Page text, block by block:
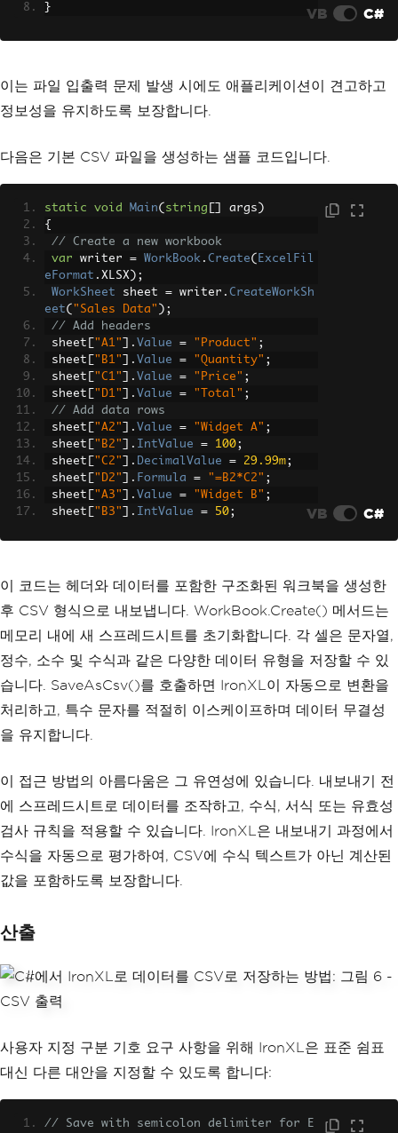
}
VB C#
이는 파일 입출력 문제 발생 시에도 애플리케이션이 견고하고
정보성을 유지하도록 보장합니다.
다음은 기본 CSV 파일을 생성하는 샘플 코드입니다.
static void Main( string args )
{
// Create a new workbook
var writer = WorkBook . Create( ExcelFil
eFormat . XLSX );
WorkSheet sheet = writer . CreateWorkSh
eet( "Sales Data" );
// Add headers
sheet
"A1" ]. Value = "Product" ;
sheet
"B1" ]. Value = "Quantity" ;
sheet
"C1" ]. Value = "Price" ;
sheet
"D1" ]. Value = "Total" ;
// Add data rows
sheet
"A2" ]. Value = "Widget A" ;
sheet
"B2" ]. IntValue = 100;
sheet
"C2" ]. DecimalValue = 29.99m;
sheet
"D2" ]. Formula = "=B2*C2" ;
sheet
"A3" ]. Value = "Widget B" ;
sheet
"B3" ]. IntValue = 50;
writer .SaveAsCsv( "sales_report.csv");
}
VB C#
이 코드는 헤더와 데이터를 포함한 구조화된 워크북을 생성한
후 CSV 형식으로 내보냅니다. WorkBook.Create() 메서드는
메모리 내에 새 스프레드시트를 초기화합니다. 각 셀은 문자열,
정수, 소수 및 수식과 같은 다양한 데이터 유형을 저장할 수 있
습니다. SaveAsCsv()를 호출하면 IronXL이 자동으로 변환을
처리하고, 특수 문자를 적절히 이스케이프하며 데이터 무결성
을 유지합니다.
이 접근 방법의 아름다움은 그 유연성에 있습니다. 내보내기 전
에 스프레드시트로 데이터를 조작하고, 수식, 서식 또는 유효성
검사 규칙을 적용할 수 있습니다. IronXL은 내보내기 과정에서
수식을 자동으로 평가하여, CSV에 수식 텍스트가 아닌 계산된
값을 포함하도록 보장합니다.
산출
사용자 지정 구분 기호 요구 사항을 위해 IronXL은 표준 쉼표
대신 다른 대안을 지정할 수 있도록 합니다:
// Save with semicolon delimiter for E